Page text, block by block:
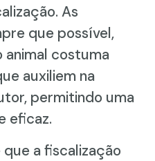
As
que possível,
animal costuma
auxiliem na
permitindo uma
eficaz.
a fiscalização